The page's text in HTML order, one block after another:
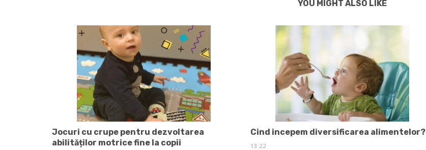
YOU MIGHT ALSO LIKE
Jocuri cu crupe pentru dezvoltarea
abilităților motrice fine la copii
Cind incepem diversificarea alimentelor?
13:22